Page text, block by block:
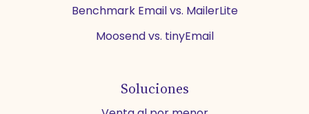
Benchmark Email vs. MailerLite
Moosend vs. tinyEmail
Soluciones